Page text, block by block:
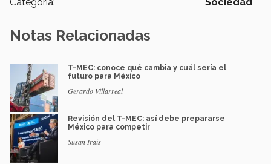
Notas Relacionadas
T-MEC: conoce qué cambia y cuál sería el
futuro para México
Gerardo Villarreal
Revisión del T-MEC: así debe prepararse
México para competir
Susan Irais